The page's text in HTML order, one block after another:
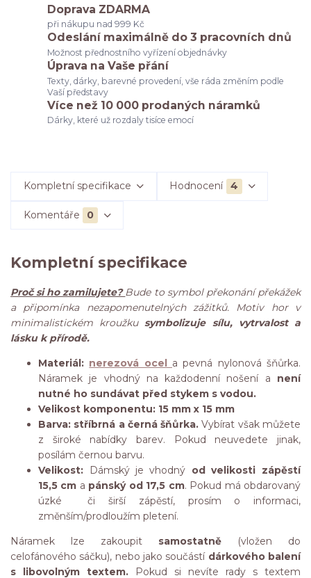
Doprava ZDARMA
při nákupu nad 999 Kč
Odeslání maximálně do 3 pracovních dnů
Možnost přednostního vyřízení objednávky
Úprava na Vaše přání
Texty, dárky, barevné provedení, vše ráda změním podle
Vaší představy
Více než 10 000 prodaných náramků
Dárky, které už rozdaly tisíce emocí
Kompletní specifikace Hodnocení 4
Komentáře 0
Kompletní specifikace
Proč si ho zamilujete?Bude to symbol překonání překážek
a připomínka nezapomenutelných zážitků. Motiv hor v
minimalistickém kroužkusymbolizuje sílu, vytrvalost a
lásku k přírodě.
Materiál: nerezová ocel a pevná nylonová šňůrka.
Náramek je vhodný na každodenní nošení a není
nutné ho sundávat před stykem s vodou.
Velikost komponentu: 15 mm x 15 mm
Barva: stříbrná a černá šňůrka.Vybírat však můžete
z široké nabídky barev. Pokud neuvedete jinak,
posílám černou barvu.
Velikost:
Dámský je vhodný od velikosti zápěstí
15,5 cm a pánský od 17,5 cm. Pokud má obdarovaný
úzké či širší zápěstí, prosím o informaci,
změnším/prodloužím pletení.
Náramek lze zakoupit samostatně
(vložen do
celofánového sáčku), nebo jako součástí dárkového balení
s libovolným textem.Pokud si nevíte rady s textem